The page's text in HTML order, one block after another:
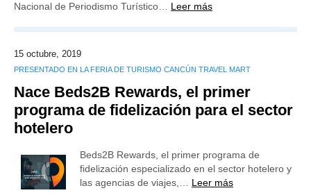
Nacional de Periodismo Turístico… Leer más
15 octubre, 2019
PRESENTADO EN LA FERIA DE TURISMO CANCÚN TRAVEL MART
Nace Beds2B Rewards, el primer
programa de fidelización para el sector
hotelero
Beds2B Rewards, el primer programa de
fidelización especializado en el sector hotelero y
las agencias de viajes,… Leer más